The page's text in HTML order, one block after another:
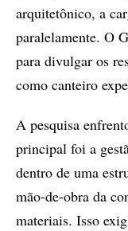
arquitetônico, a
paralelamente. O
para divulgar os
como canteiro
A pesquisa
principal foi a
dentro de uma
mão-de-obra da
materiais. Isso